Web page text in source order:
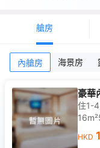
艙房
內艙房 海景房
豪華
住1-4
16m²
HKD